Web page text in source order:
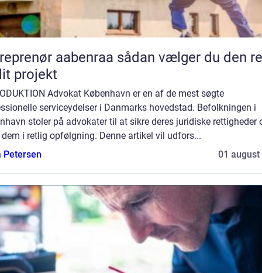
aabenraa sådan vælger du den rette
projekt
Advokat København er en af de mest søgte
serviceydelser i Danmarks hovedstad. Befolkningen i
stoler på advokater til at sikre deres juridiske rettigheder
i retlig opfølgning. Denne artikel vil udfors...
Petersen
01 august